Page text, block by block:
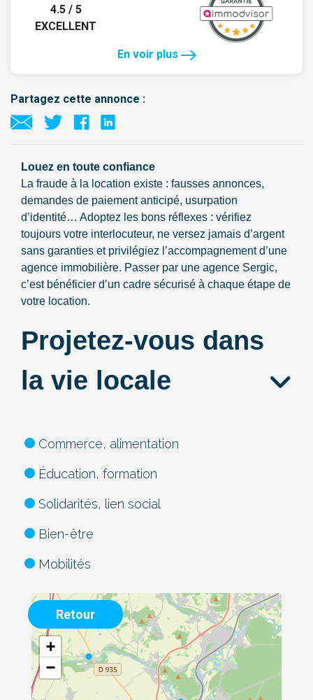
4.5 / 5
EXCELLENT
En voir plus
Partagez cette annonce :
Louez en toute confiance
La fraude à la location existe : fausses annonces,
demandes de paiement anticipé, usurpation
d’identité… Adoptez les bons réflexes : vérifiez
toujours votre interlocuteur, ne versez jamais d’argent
sans garanties et privilégiez l’accompagnement d’une
agence immobilière. Passer par une agence Sergic,
c’est bénéficier d’un cadre sécurisé à chaque étape de
votre location.
Projetez-vous dans
la vie locale
Commerce, alimentation
Éducation, formation
Solidarités, lien social
Bien-être
Mobilités
+
−
Retour